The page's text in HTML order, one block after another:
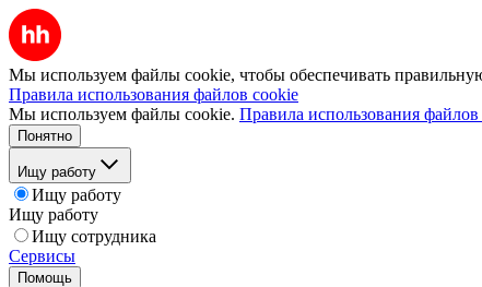
Мы используем файлы cookie, чтобы обеспечивать
Правила использования файлов cookie
Мы используем файлы cookie. Правила использования
Понятно
Ищу работу
Ищу работу
Ищу работу
Ищу сотрудника
Сервисы
Помощь